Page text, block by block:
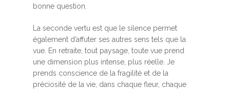
bonne question.
La seconde vertu est que le silence permet
également d’affuter ses autres sens tels que la
vue. En retraite, tout paysage, toute vue prend
une dimension plus intense, plus réelle. Je
prends conscience de la fragilité et de la
préciosité de la vie, dans chaque fleur, chaque